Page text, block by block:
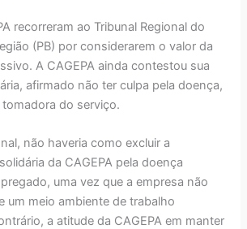
recorreram ao Tribunal Regional do
(PB) por considerarem o valor da
A CAGEPA ainda contestou sua
afirmado não ter culpa pela doença,
do serviço.
não haveria como excluir a
da CAGEPA pela doença
uma vez que a empresa não
um meio ambiente de trabalho
a atitude da CAGEPA em manter